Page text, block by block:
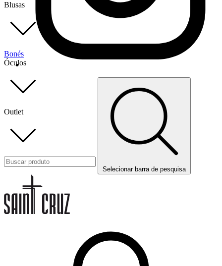
Blusas
Bonés
Óculos
Outlet
Selecionar barra de pesquisa